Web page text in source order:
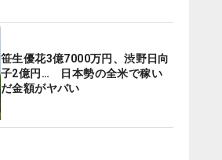
笹生優花3億7000万円、渋野日向
子2億円… 日本勢の全米で稼い
だ金額がヤバい